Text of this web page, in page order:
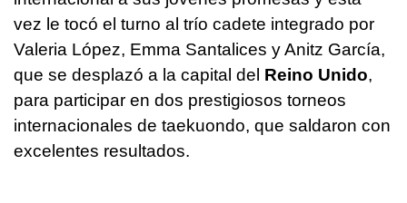
vez le tocó el turno al trío cadete integrado por
Valeria López, Emma Santalices y Anitz García,
que se desplazó a la capital del Reino Unido,
para participar en dos prestigiosos torneos
internacionales de taekuondo, que saldaron con
excelentes resultados.